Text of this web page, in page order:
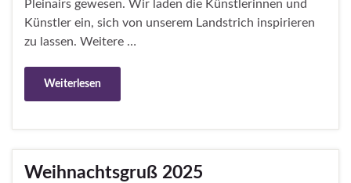
Pleinairs gewesen. Wir laden die Künstlerinnen und
Künstler ein, sich von unserem Landstrich inspirieren
zu lassen. Weitere …
Weiterlesen
Weihnachtsgruß 2025